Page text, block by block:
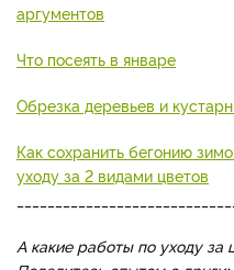
аргументов
Что посеять в январе
Обрезка деревьев и
Как сохранить бегонию
уходу за 2 видами цветов
А какие работы по уходу за